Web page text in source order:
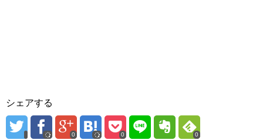
シェアする
0 0 0